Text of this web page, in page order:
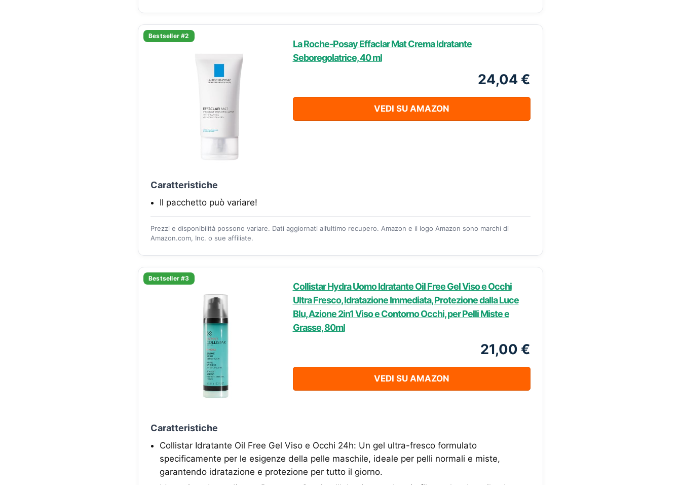
Bestseller #2
La Roche-Posay Effaclar Mat Crema Idratante
Seboregolatrice, 40 ml
24,04 €
VEDI SU AMAZON
Caratteristiche
Il pacchetto può variare!
Prezzi e disponibilità possono variare. Dati aggiornati all’ultimo recupero. Amazon e il logo Amazon sono marchi di
Amazon.com, Inc. o sue affiliate.
Bestseller #3
Collistar Hydra Uomo Idratante Oil Free Gel Viso e Occhi
Ultra Fresco, Idratazione Immediata, Protezione dalla Luce
Blu, Azione 2in1 Viso e Contorno Occhi, per Pelli Miste e
Grasse, 80ml
21,00 €
VEDI SU AMAZON
Caratteristiche
Collistar Idratante Oil Free Gel Viso e Occhi 24h: Un gel ultra-fresco formulato
specificamente per le esigenze della pelle maschile, ideale per pelli normali e miste,
garantendo idratazione e protezione per tutto il giorno.